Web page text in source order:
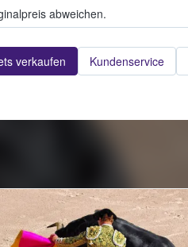
abweichen.
verkaufen Kundenservice